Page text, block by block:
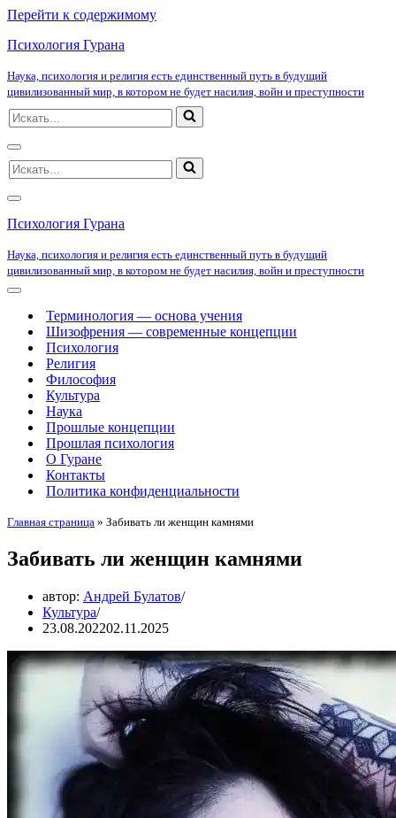
Перейти к содержимому
Психология Гурана
Наука, психология и религия есть единственный путь в будущий
цивилизованный мир, в котором не будет насилия, войн и преступности
Искать...
Меню
навигации
Искать...
Меню
навигации
Психология Гурана
Наука, психология и религия есть единственный путь в будущий
цивилизованный мир, в котором не будет насилия, войн и преступности
Меню
навигацииТерминология — основа учения
Шизофрения — современные концепции
Психология
Религия
Философия
Культура
Наука
Прошлые концепции
Прошлая психология
О Гуране
Контакты
Политика конфиденциальности
Главная страница » Забивать ли женщин камнями
Забивать ли женщин камнями
автор: Андрей Булатов
Культура
23.08.202202.11.2025